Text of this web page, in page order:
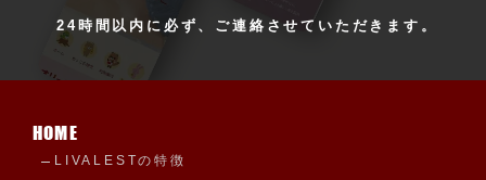
24時間以内に必ず、 ご連絡させていただきます。
HOME
LIVALESTの特徴